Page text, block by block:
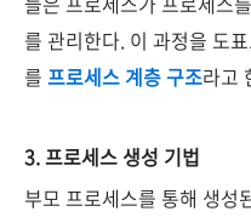
를 관리한다. 이 과정을 도
를 프로세스 계층 구조라고
3. 프로세스 생성 기법
부모 프로세스를 통해 생성